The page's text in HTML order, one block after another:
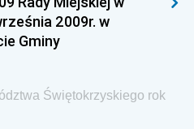
Biura
Patentowego
2009r. w
Gminy
Świętokrzyskiego rok